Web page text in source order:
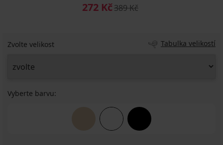
272 Kč389 Kč
Zvolte velikost Tabulka velikostí
Vyberte barvu: